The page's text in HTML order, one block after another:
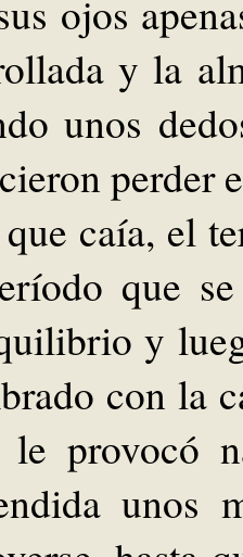
ojos
y la
unos
perder
caía, el
que
y
con la
provocó
unos